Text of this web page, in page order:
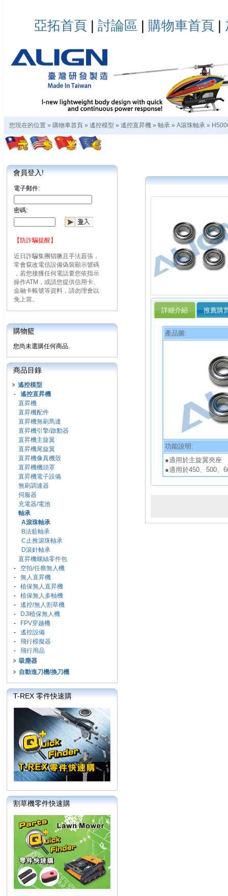
亞拓首頁 | 討論區 | 購物車首頁 |
您現在的位置 » 購物車首頁 » 遙控模型 » 遙控直昇機 » 軸承 » A滾珠軸承 »
會員登入!
電子郵件:
密碼:
【防詐騙提醒】
近日詐騙集團猖獗且手法囂張，
常會竄改電信設備偽裝顯示號碼
，若您接獲任何電話要您依指示
操作ATM，或請您提供信用卡、
金融卡帳號等資料，請勿理會以
免上當。
購物籃
您尚未選購任何商品.
商品目錄
遙控模型
- 遙控直昇機
直昇機
直昇機配件
直昇機無刷馬達
直昇機引擎/啟動器
直昇機主旋翼
直昇機尾旋翼
直昇機像真機殼
直昇機機頭罩
直昇機電子設備
無刷調速器
伺服器
充電器/電池
軸承
A滾珠軸承
B法藍軸承
C止推滾珠軸承
D滾針軸承
直昇機螺絲零件包
- 空拍/任務無人機
- 無人直昇機
- 植保無人直昇機
- 植保無人多軸機
- 遙控/無人割草機
-
DJI植保無人機
-
FPV穿越機
- 遙控設備
- 飛行模擬器
- 飛行用品
吸塵器
自動進刀機/換刀機
T-REX 零件快速購
割草機零件快速購
詳細介紹 推薦購
產品圖:
功能說明:
●適用於主旋翼夾座
●適用於450、500、